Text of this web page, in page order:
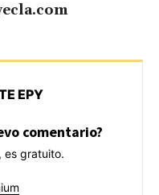
EPY
comentario?
es gratuito.